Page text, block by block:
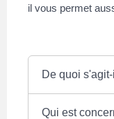
il vous permet
De quoi
Qui est